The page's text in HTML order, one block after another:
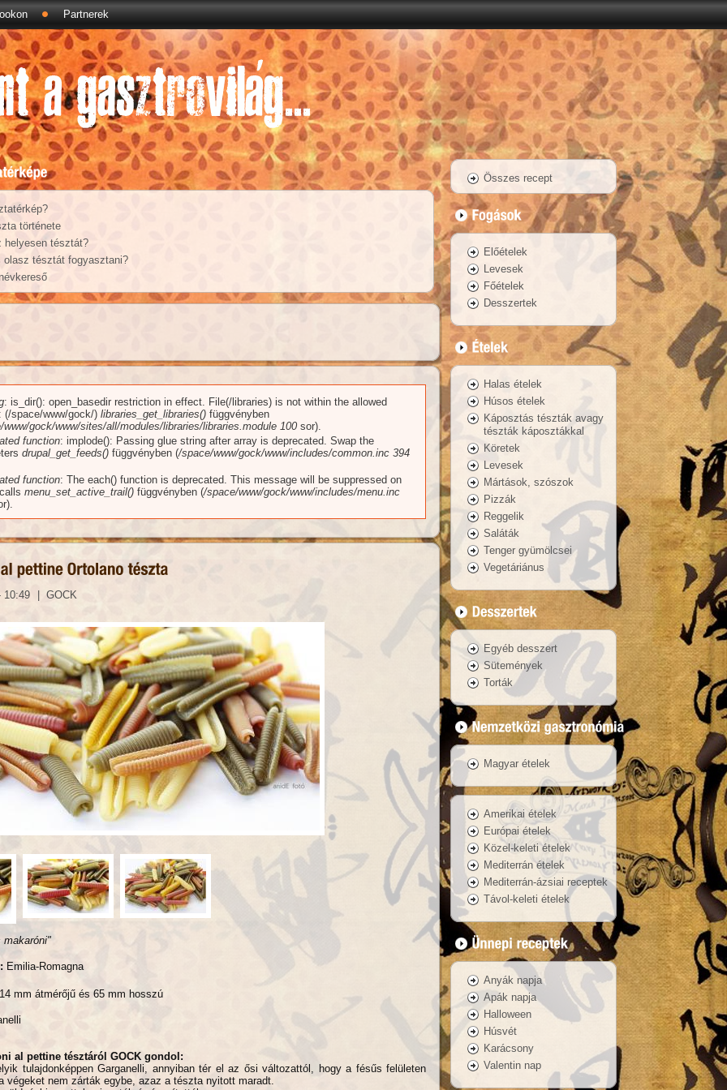
Partnerek
története
helyesen tésztát?
olasz tésztát fogyasztani?
: is_dir(): open_basedir restriction in effect. File(/libraries) is not within the allowed
(/space/www/gock/) libraries_get_libraries() függvényben
www/gock/www/sites/all/modules/libraries/libraries.module 100 sor).
function: implode(): Passing glue string after array is deprecated. Swap the
drupal_get_feeds() függvényben (/space/www/gock/www/includes/common.inc 394
function: The each() function is deprecated. This message will be suppressed on
menu_set_active_trail() függvényben (/space/www/gock/www/includes/menu.inc
10:49 GOCK
makaróni"
Emilia-Romagna
14 mm átmérőjű és 65 mm hosszú
al pettine tésztáról GOCK gondol:
tulajdonképpen Garganelli, annyiban tér el az ősi változattól, hogy a fésűs felületen
végeket nem zárták egybe, azaz a tészta nyitott maradt.
Összes recept
Előételek
Levesek
Főételek
Desszertek
Halas ételek
Húsos ételek
Káposztás tészták avagy
tészták káposztákkal
Köretek
Levesek
Mártások, szószok
Pizzák
Reggelik
Saláták
Tenger gyümölcsei
Vegetáriánus
Egyéb desszert
Sütemények
Torták
Magyar ételek
Amerikai ételek
Európai ételek
Közel-keleti ételek
Mediterrán ételek
Mediterrán-ázsiai receptek
Távol-keleti ételek
Anyák napja
Apák napja
Halloween
Húsvét
Karácsony
Valentin nap